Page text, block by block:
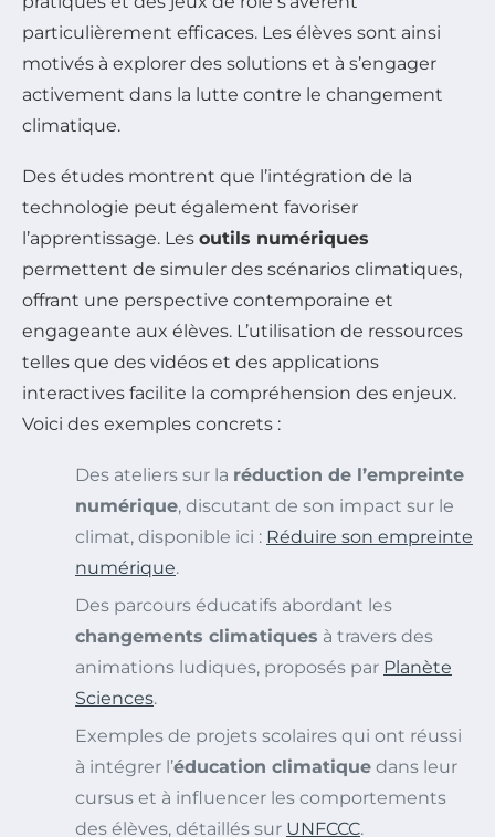
particulièrement efficaces. Les élèves sont ainsi
motivés à explorer des solutions et à s’engager
activement dans la lutte contre le changement
climatique.
Des études montrent que l’intégration de la
technologie peut également favoriser
l’apprentissage. Les outils numériques
permettent de simuler des scénarios climatiques,
offrant une perspective contemporaine et
engageante aux élèves. L’utilisation de ressources
telles que des vidéos et des applications
interactives facilite la compréhension des enjeux.
Voici des exemples concrets :
Des ateliers sur la réduction de l’empreinte
numérique, discutant de son impact sur le
climat, disponible ici : Réduire son empreinte
numérique.
Des parcours éducatifs abordant les
changements climatiques à travers des
animations ludiques, proposés par Planète
Sciences.
Exemples de projets scolaires qui ont réussi
à intégrer l’éducation climatique dans leur
cursus et à influencer les comportements
des élèves, détaillés sur UNFCCC.